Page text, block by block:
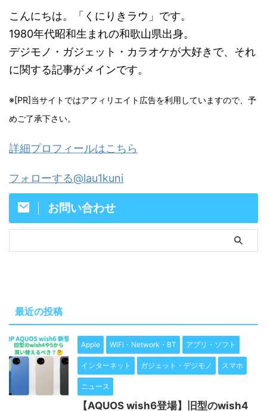
こんにちは。「くにりきラウ」です。
1980年代昭和生まれの和歌山県出身。
デジモノ・ガジェット・カラオケが大好きで、それ
に関する記事がメインです。
※[PR]当サイトではアフィリエイト広告を利用していますので、予
めご了承下さい。
詳細プロフィールはこちら
フォローする@lau1kuni
お問い合わせ
最近の投稿
Apple WiFi・Network・BT アプリ・ソフト
インターネット ガジェット・デジモノ スマホ
ニュース
【AQUOS wish6登場】旧型のwish4